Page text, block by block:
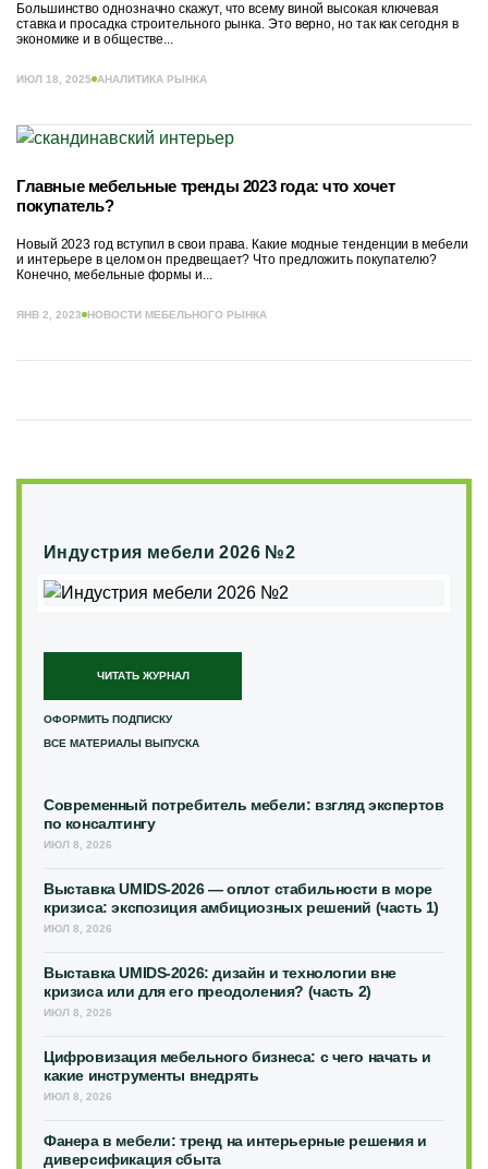
Большинство однозначно скажут, что всему виной высокая ключевая
ставка и просадка строительного рынка. Это верно, но так как сегодня в
экономике и в обществе...
ИЮЛ 18, 2025 АНАЛИТИКА РЫНКА
Главные мебельные тренды 2023 года: что хочет
покупатель?
Новый 2023 год вступил в свои права. Какие модные тенденции в мебели
и интерьере в целом он предвещает? Что предложить покупателю?
Конечно, мебельные формы и...
ЯНВ 2, 2023 НОВОСТИ МЕБЕЛЬНОГО РЫНКА
Индустрия мебели 2026 №2
ЧИТАТЬ ЖУРНАЛ
ОФОРМИТЬ ПОДПИСКУ
ВСЕ МАТЕРИАЛЫ ВЫПУСКА
Современный потребитель мебели: взгляд экспертов
по консалтингу
ИЮЛ 8, 2026
Выставка UMIDS-2026 — оплот стабильности в море
кризиса: экспозиция амбициозных решений (часть 1)
ИЮЛ 8, 2026
Выставка UMIDS-2026: дизайн и технологии вне
кризиса или для его преодоления? (часть 2)
ИЮЛ 8, 2026
Цифровизация мебельного бизнеса: с чего начать и
какие инструменты внедрять
ИЮЛ 8, 2026
Фанера в мебели: тренд на интерьерные решения и
диверсификация сбыта